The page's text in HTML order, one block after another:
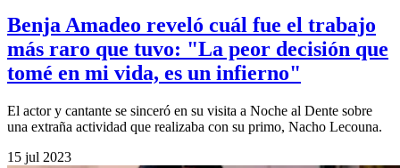
Benja Amadeo reveló cuál fue el trabajo
más raro que tuvo: "La peor decisión que
tomé en mi vida, es un infierno"
El actor y cantante se sinceró en su visita a Noche al Dente sobre
una extraña actividad que realizaba con su primo, Nacho Lecouna.
15 jul 2023